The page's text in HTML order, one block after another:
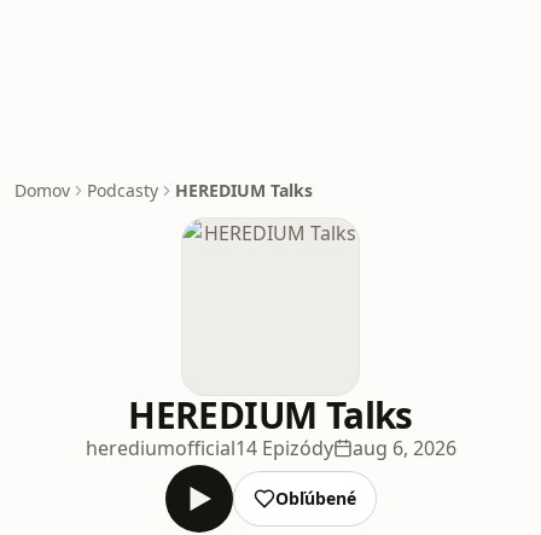
Domov Podcasty HEREDIUM Talks
HEREDIUM Talks
herediumofficial14 Epizódy aug 6, 2026
Obľúbené